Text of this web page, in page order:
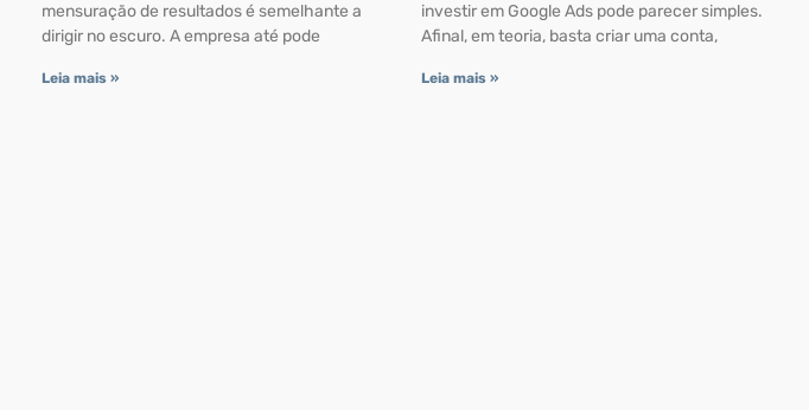
mensuração de resultados é semelhante a
dirigir no escuro. A empresa até pode
Leia mais »
investir em Google Ads pode parecer simples.
Afinal, em teoria, basta criar uma conta,
Leia mais »